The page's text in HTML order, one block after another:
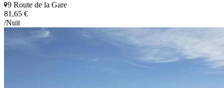
9 Route de la Gare
81,65 €
/Nuit